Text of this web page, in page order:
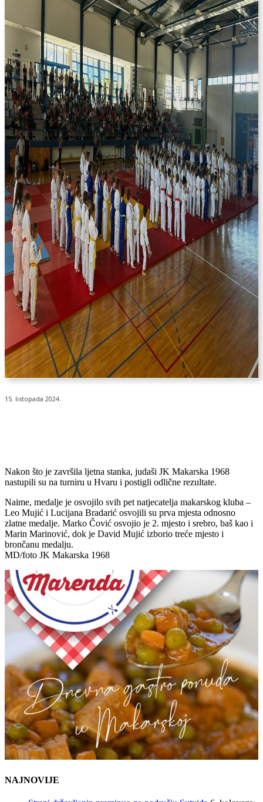
15. listopada 2024.
Nakon što je završila ljetna stanka, judaši JK Makarska 1968
nastupili su na turniru u Hvaru i postigli odlične rezultate.
Naime, medalje je osvojilo svih pet natjecatelja makarskog kluba –
Leo Mujić i Lucijana Bradarić osvojili su prva mjesta odnosno
zlatne medalje. Marko Čović osvojio je 2. mjesto i srebro, baš kao i
Marin Marinović, dok je David Mujić izborio treće mjesto i
brončanu medalju.
MD/foto JK Makarska 1968
NAJNOVIJE